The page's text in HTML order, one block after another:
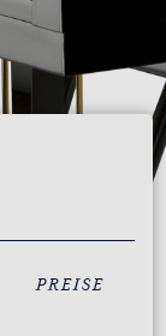
PREISE